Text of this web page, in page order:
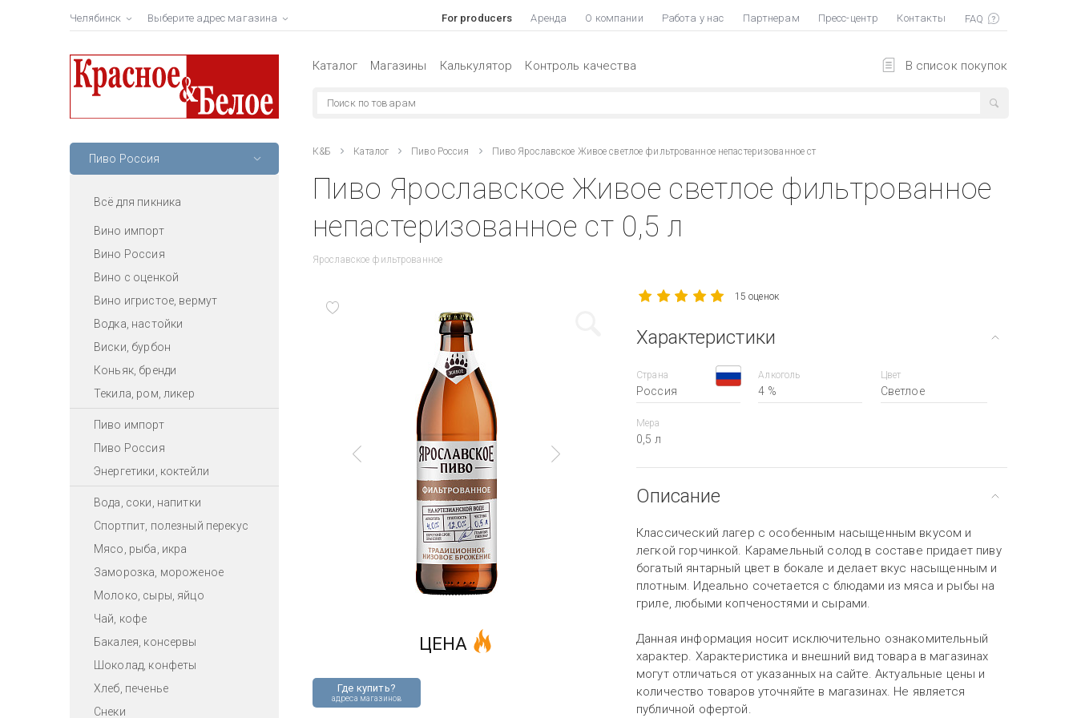
Челябинск Выберите адрес магазина For producers Аренда О компании Работа у нас Партнерам Пресс-центр Контакты
В список покупок
Каталог Магазины Калькулятор Контроль качества
Пиво Россия
Всё для пикника
Вино импорт
Вино Россия
Вино с оценкой
Вино игристое, вермут
Водка, настойки
Виски, бурбон
Коньяк, бренди
Текила, ром, ликер
Пиво импорт
Пиво Россия
Энергетики, коктейли
Вода, соки, напитки
Спортпит, полезный перекус
Мясо, рыба, икра
Заморозка, мороженое
Молоко, сыры, яйцо
Чай, кофе
Бакалея, консервы
Шоколад, конфеты
Хлеб, печенье
Снеки
К&Б Каталог Пиво Россия Пиво Ярославское Живое светлое фильтрованное непастеризованное ст
Пиво Ярославское Живое светлое фильтрованное
непастеризованное ст 0,5 л
Ярославское фильтрованное
Где купить?
адреса магазинов
ЦЕНА
15 оценок
Характеристики
Страна
Россия
Алкоголь
4 %
Цвет
Светлое
Мера
0,5 л
Описание
Классический лагер с особенным насыщенным вкусом и
легкой горчинкой. Карамельный солод в составе придает пиву
богатый янтарный цвет в бокале и делает вкус насыщенным и
плотным. Идеально сочетается с блюдами из мяса и рыбы на
гриле, любыми копченостями и сырами.
Данная информация носит исключительно ознакомительный
характер. Характеристика и внешний вид товара в магазинах
могут отличаться от указанных на сайте. Актуальные цены и
количество товаров уточняйте в магазинах. Не является
публичной офертой.